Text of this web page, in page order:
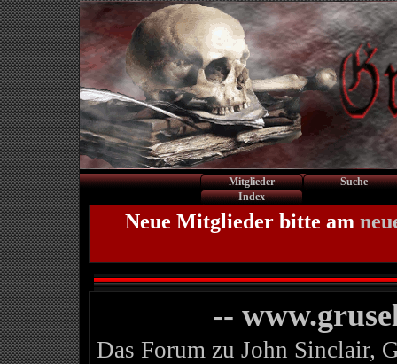
Mitglieder
Suche
Index
Neue Mitglieder bitte am
--
Das Forum zu John Sinclair,